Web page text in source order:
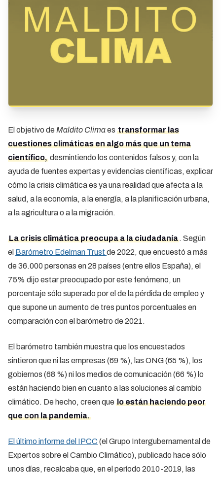
El objetivo de Maldito Climaes transformar las
cuestiones climáticas en algo más que un tema
científico, desmintiendo los contenidos falsos y, con la
ayuda de fuentes expertas y evidencias científicas, explicar
cómo la crisis climática es ya una realidad que afecta a la
salud, a la economía, a la energía, a la planificación urbana,
a la agricultura o a la migración.
La crisis climática preocupa a la ciudadanía . Según
el Barómetro Edelman Trust de 2022, que encuestó a más
de 36.000 personas en 28 países (entre ellos España), el
75% dijo estar preocupado por este fenómeno, un
porcentaje sólo superado por el de la pérdida de empleo y
que supone un aumento de tres puntos porcentuales en
comparación con el barómetro de 2021.
El barómetro también muestra que los encuestados
sintieron que ni las empresas (69 %), las ONG (65 %), los
gobiernos (68 %) ni los medios de comunicación (66 %) lo
están haciendo bien en cuanto a las soluciones al cambio
climático. De hecho, creen que lo están haciendo peor
que con la pandemia.
El último informe del IPCC (el Grupo Intergubernamental de
Expertos sobre el Cambio Climático), publicado hace sólo
unos días, recalcaba que, en el período 2010-2019, las